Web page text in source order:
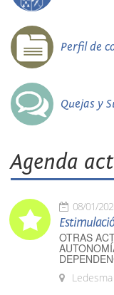
Perfil de
Quejas y
Agenda
08/01/
OTRAS
Ledesma